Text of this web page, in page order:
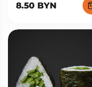
8.50 BYN